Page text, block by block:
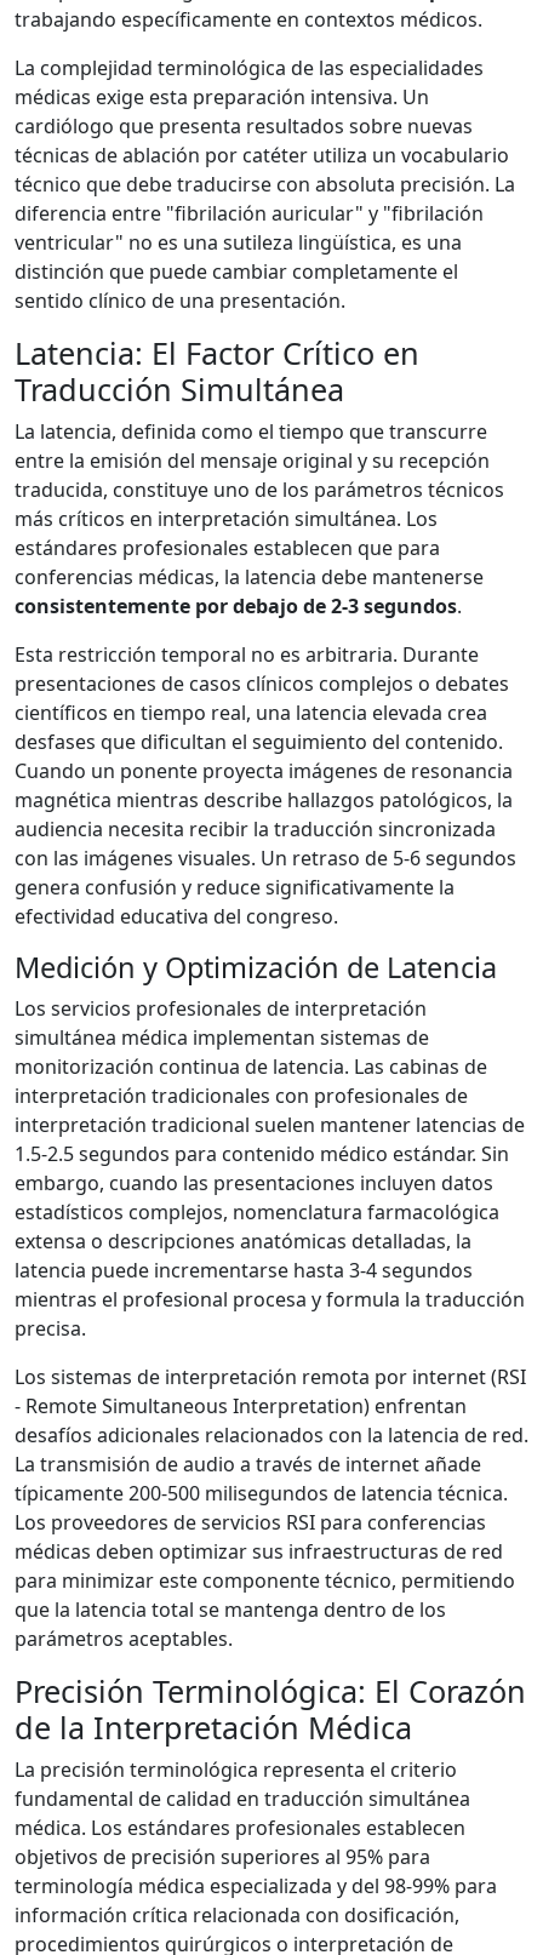
trabajando específicamente en contextos médicos.
La complejidad terminológica de las especialidades
médicas exige esta preparación intensiva. Un
cardiólogo que presenta resultados sobre nuevas
técnicas de ablación por catéter utiliza un vocabulario
técnico que debe traducirse con absoluta precisión. La
diferencia entre "fibrilación auricular" y "fibrilación
ventricular" no es una sutileza lingüística, es una
distinción que puede cambiar completamente el
sentido clínico de una presentación.
Latencia: El Factor Crítico en
Traducción Simultánea
La latencia, definida como el tiempo que transcurre
entre la emisión del mensaje original y su recepción
traducida, constituye uno de los parámetros técnicos
más críticos en interpretación simultánea. Los
estándares profesionales establecen que para
conferencias médicas, la latencia debe mantenerse
consistentemente por debajo de 2-3 segundos.
Esta restricción temporal no es arbitraria. Durante
presentaciones de casos clínicos complejos o debates
científicos en tiempo real, una latencia elevada crea
desfases que dificultan el seguimiento del contenido.
Cuando un ponente proyecta imágenes de resonancia
magnética mientras describe hallazgos patológicos, la
audiencia necesita recibir la traducción sincronizada
con las imágenes visuales. Un retraso de 5-6 segundos
genera confusión y reduce significativamente la
efectividad educativa del congreso.
Medición y Optimización de Latencia
Los servicios profesionales de interpretación
simultánea médica implementan sistemas de
monitorización continua de latencia. Las cabinas de
interpretación tradicionales con profesionales de
interpretación tradicional suelen mantener latencias de
1.5-2.5 segundos para contenido médico estándar. Sin
embargo, cuando las presentaciones incluyen datos
estadísticos complejos, nomenclatura farmacológica
extensa o descripciones anatómicas detalladas, la
latencia puede incrementarse hasta 3-4 segundos
mientras el profesional procesa y formula la traducción
precisa.
Los sistemas de interpretación remota por internet (RSI
- Remote Simultaneous Interpretation) enfrentan
desafíos adicionales relacionados con la latencia de red.
La transmisión de audio a través de internet añade
típicamente 200-500 milisegundos de latencia técnica.
Los proveedores de servicios RSI para conferencias
médicas deben optimizar sus infraestructuras de red
para minimizar este componente técnico, permitiendo
que la latencia total se mantenga dentro de los
parámetros aceptables.
Precisión Terminológica: El Corazón
de la Interpretación Médica
La precisión terminológica representa el criterio
fundamental de calidad en traducción simultánea
médica. Los estándares profesionales establecen
objetivos de precisión superiores al 95% para
terminología médica especializada y del 98-99% para
información crítica relacionada con dosificación,
procedimientos quirúrgicos o interpretación de